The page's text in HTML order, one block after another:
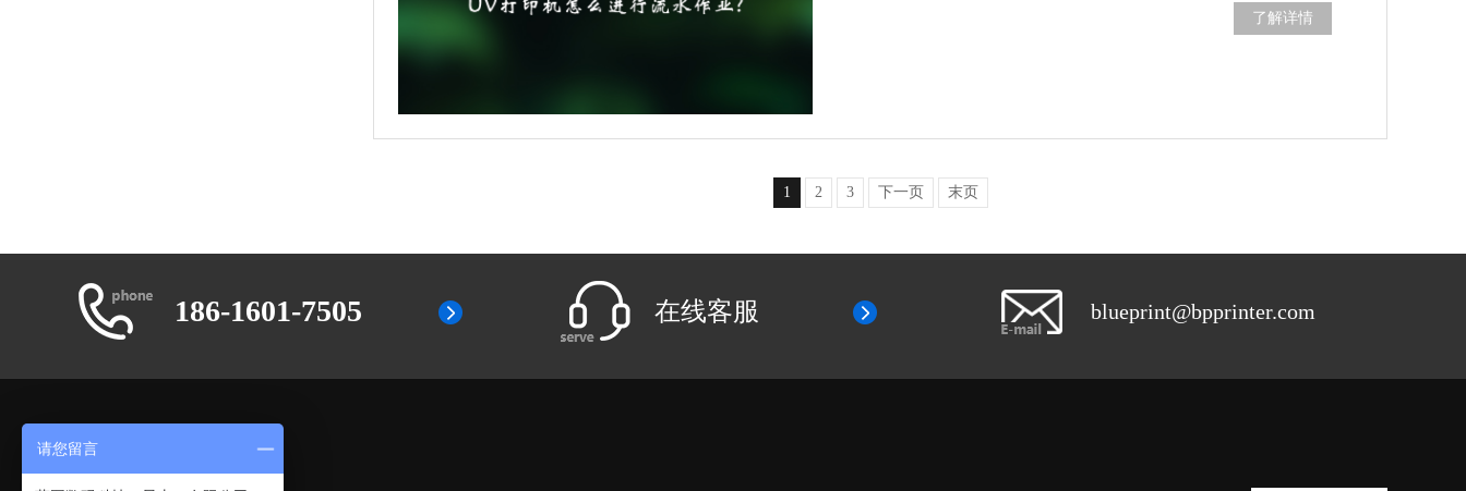
了解详情
1 2 3 下一页 末页
186-1601-7505 在线客服 blueprint@bpprinter.com
请您留言